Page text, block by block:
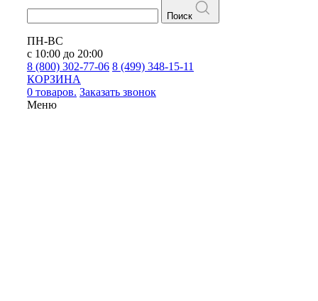
Поиск
ПН-ВС
с 10:00 до 20:00
8 (800) 302-77-06 8 (499) 348-15-11
КОРЗИНА
0 товаров. Заказать звонок
Меню